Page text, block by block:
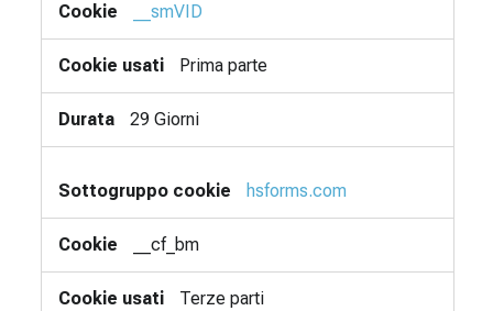
__smVID
Prima parte
29 Giorni
hsforms.com
__cf_bm
Terze parti